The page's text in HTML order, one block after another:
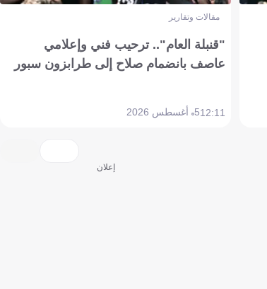
مقالات وتقارير
"قنبلة العام".. ترحيب فني وإعلامي
عاصف بانضمام صلاح إلى طرابزون سبور
12:115 أغسطس 2026
إعلان